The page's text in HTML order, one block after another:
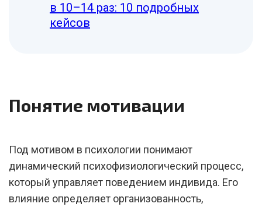
в 10–14 раз: 10 подробных
кейсов
Понятие мотивации
Под мотивом в психологии понимают
динамический психофизиологический процесс,
который управляет поведением индивида. Его
влияние определяет организованность,